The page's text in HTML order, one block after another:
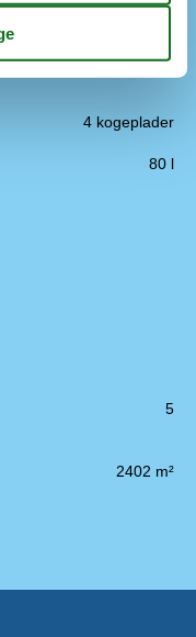
4 kogeplader
80 l
5
2402 m²